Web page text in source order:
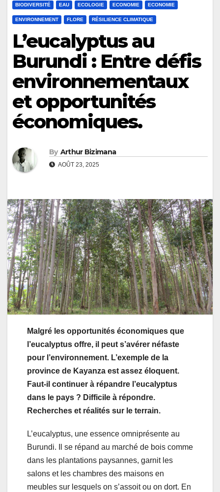
BIODIVERSITÉ EAU ECOLOGIE ECONOMIE ECONOMIE
ENVIRONNEMENT FLORE RÉSILIENCE CLIMATIQUE
L’eucalyptus au
Burundi : Entre défis
environnementaux
et opportunités
économiques.
By Arthur Bizimana
AOÛT 23, 2025
Malgré les opportunités économiques que
l’eucalyptus offre, il peut s’avérer néfaste
pour l’environnement. L’exemple de la
province de Kayanza est assez éloquent.
Faut-il continuer à répandre l’eucalyptus
dans le pays ? Difficile à répondre.
Recherches et réalités sur le terrain.
L’eucalyptus, une essence omniprésente au
Burundi. Il se répand au marché de bois comme
dans les plantations paysannes, garnit les
salons et les chambres des maisons en
meubles sur lesquels on s’assoit ou on dort. En